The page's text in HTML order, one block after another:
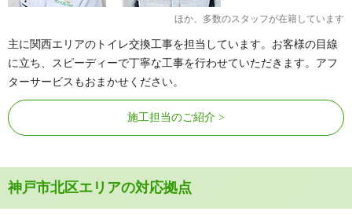
ほか、多数のスタッフが在籍しています
主に関西エリアのトイレ交換工事を担当しています。お客様の目線
に立ち、スピーディーで丁寧な工事を行わせていただきます。アフ
ターサービスもおまかせください。
施工担当のご紹介
神戸市北区エリアの対応拠点